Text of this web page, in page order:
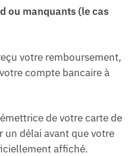
ou manquants (le cas
votre remboursement,
compte bancaire à
de votre carte de
un délai avant que votre
affiché.